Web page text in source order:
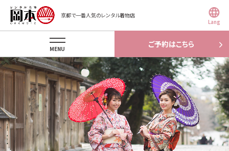
京都で一番人気のレンタル着物店
Lang
ご予約はこちら
MENU